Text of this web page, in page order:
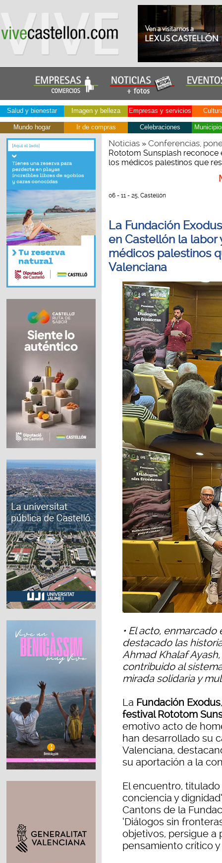
Salud y bienestar Imagen y belleza Empresas y servicios
Mundo hogar Ir de compras Celebraciones
Noticias» Conferencias,
Rototom Sunsplash
los médicos palestinos que
06 - 11 - 25, Castellón
La Fundación
en Castellón la
médicos palestinos
Valenciana
• El acto, enmarcado
destacado las
Ahmad Khalaf
contribuido al
mirada solidaria y
La Fundación Exodus
festival Rototom
emotivo acto de
han desarrollado su
Valenciana,
su aportación a la
El encuentro,
conciencia y
Cantons de la
‘Diálogos sin
objetivos, persigue a
pensamiento crítico